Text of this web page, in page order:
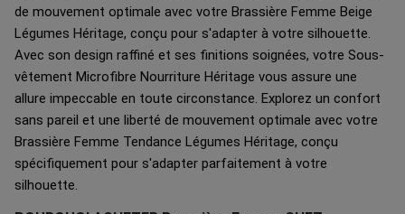
de mouvement optimale avec votre Brassière Femme Beige
Légumes Héritage, conçu pour s'adapter à votre silhouette.
Avec son design raffiné et ses finitions soignées, votre Sous-
vêtement Microfibre Nourriture Héritage vous assure une
allure impeccable en toute circonstance. Explorez un confort
sans pareil et une liberté de mouvement optimale avec votre
Brassière Femme Tendance Légumes Héritage, conçu
spécifiquement pour s'adapter parfaitement à votre
silhouette.